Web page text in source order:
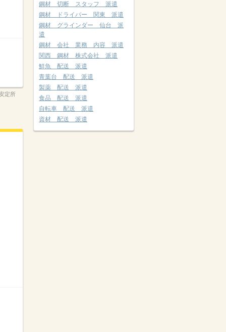
定所
鋼材 切断 スタッフ 派遣
鋼材 ドライバー 関東 派遣
鋼材 グラインダー 仙台 派
遣
鋼材 会社 業務 内容 派遣
関西 鋼材 株式会社 派遣
鮮魚 配送 派遣
青葉台 配送 派遣
製薬 配送 派遣
食品 配送 派遣
自転車 配送 派遣
資材 配送 派遣